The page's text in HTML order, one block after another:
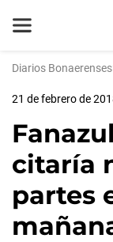
Diarios Bonaerenses
21 de febrero de
citaría
partes